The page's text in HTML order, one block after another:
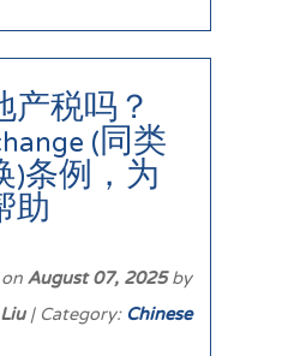
产税吗？
(同类
)条例，为
助
August 07, 2025by
| Category:Chinese